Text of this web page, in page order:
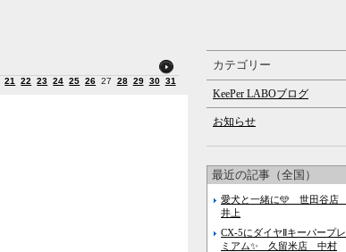
21 22 23 24 25 26 27 28 29 30 31
カテゴリー
KeePer LABOブログ
お知らせ
最近の記事（全国）
愛犬と一緒に🩵 世田谷店
井上
CX-5にダイヤⅡキーパープレ
ミアム✨️ 久留米店 中村